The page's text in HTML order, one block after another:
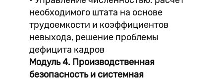
необходимого штата на основе
трудоемкости и коэффициентов
невыхода, решение проблемы
дефицита кадров
Модуль 4. Производственная
безопасность и системная